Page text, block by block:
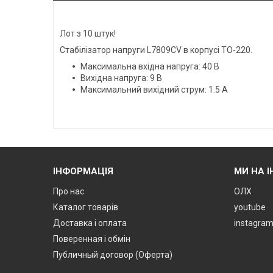
Лот з 10 штук!
Стабілізатор напруги L7809CV в корпусі TO-220.
Максимальна вхідна напруга: 40 В
Вихідна напруга: 9 В
Максимальний вихідний струм: 1.5 А
ІНФОРМАЦІЯ
Про нас
Каталог товарів
Доставка і оплата
Поверенная і обмін
Публичный договор (Оферта)
МИ НА
ОЛХ
youtube